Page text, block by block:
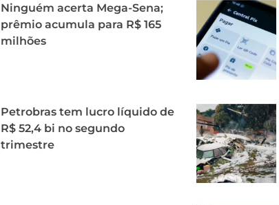
Ninguém acerta Mega-Sena;
prêmio acumula para R$ 165
milhões
Petrobras tem lucro líquido de
R$ 52,4 bi no segundo
trimestre